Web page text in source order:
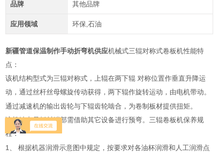
品牌 其他品牌
应用领域 环保,石油
新疆管道保温制作手动折弯机供应机械式三辊对称式卷板机性能特
点：
该机结构型式为三辊对称式，上辊在两下辊 对称位置作垂直升降运
动，通过丝杆丝母螺旋传动获得，两下辊作旋转运动，由电机带动。
通过减速机的输出齿轮与下辊齿轮啮合，为卷制板材提供扭矩。
该机缺点是板材端部需借助其它设备进行预弯。三辊卷板机保养规
程：
1
根据机器润滑示意图中规定，按要求对各油杯润滑和人工润滑点